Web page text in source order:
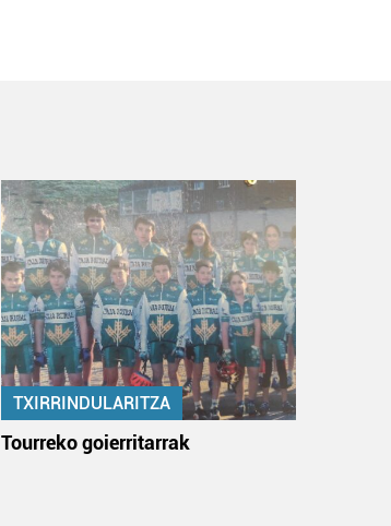
TXIRRINDULARITZA
Tourreko goierritarrak